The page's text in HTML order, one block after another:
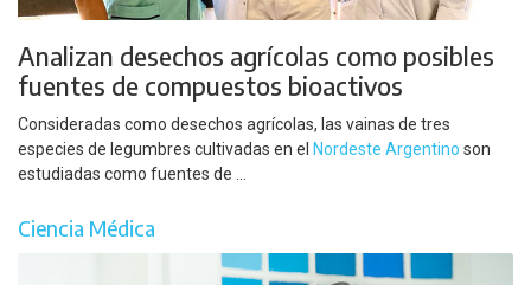
Analizan desechos agrícolas como posibles
fuentes de compuestos bioactivos
Consideradas como desechos agrícolas, las vainas de tres
especies de legumbres cultivadas en el Nordeste Argentino son
estudiadas como fuentes de ...
Ciencia Médica